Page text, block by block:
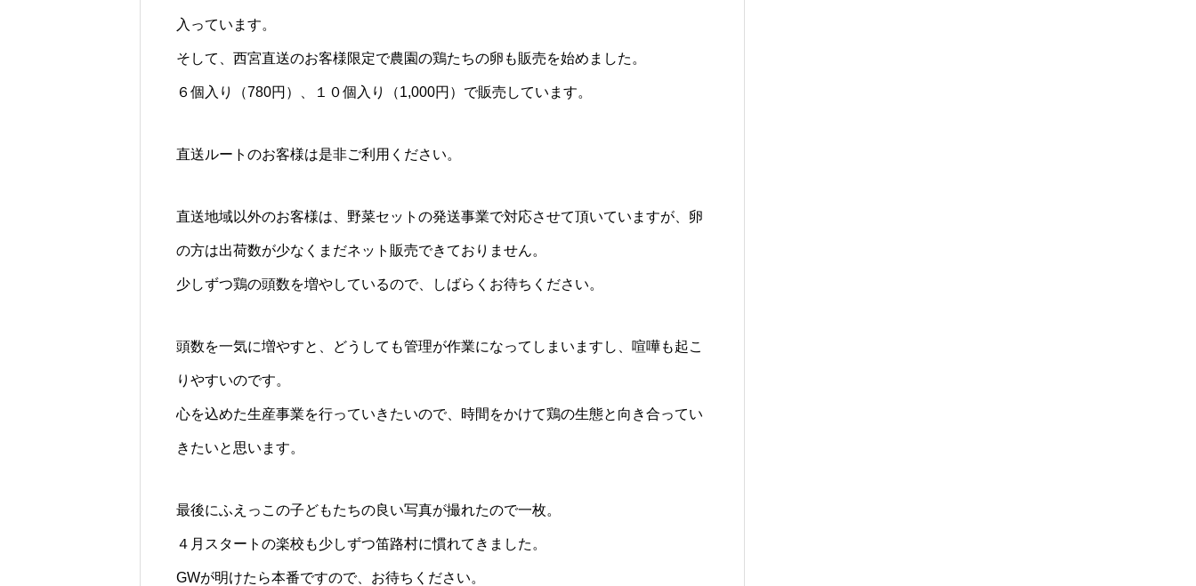
入っています。
そして、西宮直送のお客様限定で農園の鶏たちの卵も販売を始めました。
６個入り（780円）、１０個入り（1,000円）で販売しています。
直送ルートのお客様は是非ご利用ください。
直送地域以外のお客様は、野菜セットの発送事業で対応させて頂いていますが、卵
の方は出荷数が少なくまだネット販売できておりません。
少しずつ鶏の頭数を増やしているので、しばらくお待ちください。
頭数を一気に増やすと、どうしても管理が作業になってしまいますし、喧嘩も起こ
りやすいのです。
心を込めた生産事業を行っていきたいので、時間をかけて鶏の生態と向き合ってい
きたいと思います。
最後にふえっこの子どもたちの良い写真が撮れたので一枚。
４月スタートの楽校も少しずつ笛路村に慣れてきました。
GWが明けたら本番ですので、お待ちください。